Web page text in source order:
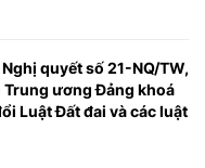
quyết số 21-NQ/TW,
Trung ương Đảng khoá
Luật Đất đai và các luật